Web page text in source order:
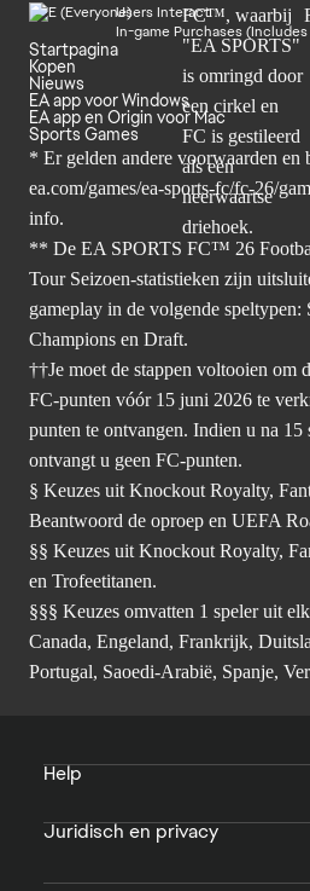
Users Interact
In-game Purchases
Startpagina
Kopen
Nieuws
EA app voor Windows
EA app en Origin voor Mac
Sports Games
* Er gelden andere voorwaarden en
ea.com/games/ea-sports-fc/fc-26/
info.
** De EA SPORTS FC™ 26
Tour Seizoen-statistieken zijn
gameplay in de volgende speltypen:
Champions en Draft.
††Je moet de stappen voltooien om
FC-punten vóór 15 juni 2026 te
punten te ontvangen. Indien u na
ontvangt u geen FC-punten.
§ Keuzes uit Knockout Royalty,
Beantwoord de oproep en UEFA
§§ Keuzes uit Knockout Royalty,
en Trofeetitanen.
§§§ Keuzes omvatten 1 speler uit
Canada, Engeland, Frankrijk,
Portugal, Saoedi-Arabië, Spanje,
Help
Juridisch en privacy